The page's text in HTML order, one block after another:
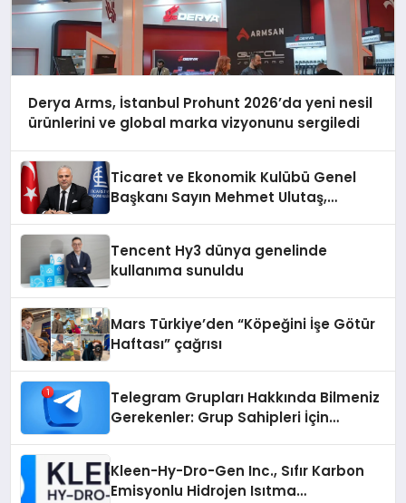
Derya Arms, İstanbul Prohunt 2026’da yeni nesil
ürünlerini ve global marka vizyonunu sergiledi
Ticaret ve Ekonomik Kulübü Genel
Başkanı Sayın Mehmet Ulutaş,
Tencent Hy3 dünya genelinde
kullanıma sunuldu
Mars Türkiye’den “Köpeğini İşe Götür
Haftası” çağrısı
Telegram Grupları Hakkında Bilmeniz
Gerekenler: Grup Sahipleri İçin
Kleen-Hy-Dro-Gen Inc., Sıfır Karbon
Emisyonlu Hidrojen Isıtma